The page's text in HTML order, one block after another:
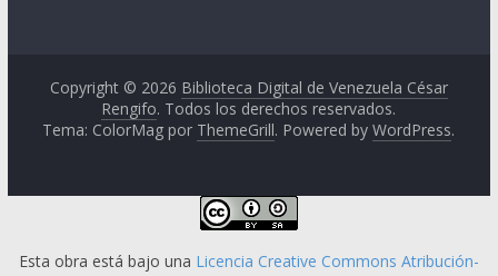
Copyright © 2026 Biblioteca Digital de Venezuela César
Rengifo. Todos los derechos reservados.
Tema: ColorMag por ThemeGrill. Powered byWordPress.
Esta obra está bajo una Licencia Creative Commons Atribución-